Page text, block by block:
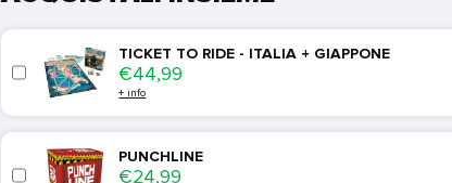
TICKET TO RIDE - ITALIA + GIAPPONE
Price
€44,99
+ info
PUNCHLINE
Price
€24,99